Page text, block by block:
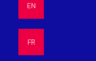
EN
FR